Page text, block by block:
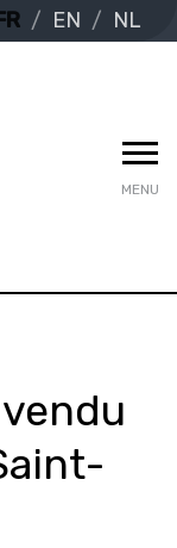
FR EN NL
MENU